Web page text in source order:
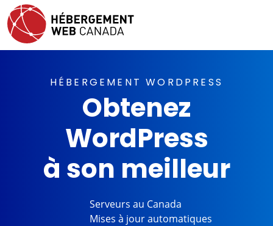
HÉBERGEMENT WORDPRESS
Obtenez
WordPress
à son meilleur
Serveurs au Canada
Mises à jourautomatiques